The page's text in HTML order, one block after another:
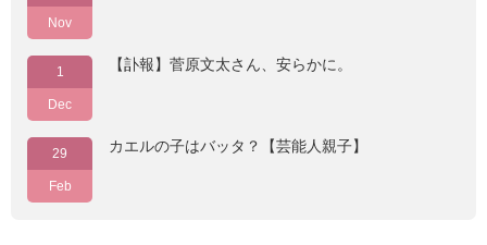
Nov
1
Dec
【訃報】菅原文太さん、安らかに。
29
Feb
カエルの子はバッタ？【芸能人親子】